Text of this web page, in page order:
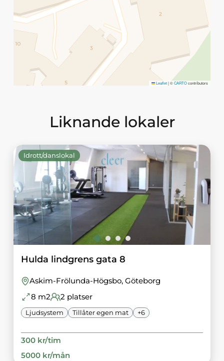
Leaflet|©CARTOcontributors
Liknande lokaler
Idrott/danslokal
Hulda lindgrens gata 8
Askim-Frölunda-Högsbo, Göteborg
8 m2 2 platser
Ljudsystem Tillåter egen mat +6
300kr/tim
5000kr/mån